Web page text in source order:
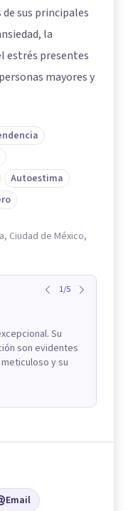
sus principales
la
estrés presentes
mayores y
Autoestima
Ciudad de México,
1/5
Su
son evidentes
y su
Email